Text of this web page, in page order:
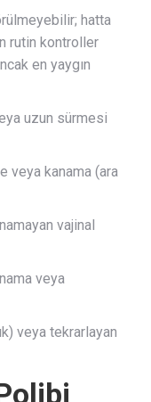
hatta
rutin kontroller
en yaygın
uzun sürmesi
veya kanama (ara
vajinal
veya
veya tekrarlayan